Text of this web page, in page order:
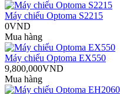
Máy chiếu Optoma S2215
0VND
Mua hàng
Máy chiếu Optoma EX550
9,800,000VND
Mua hàng